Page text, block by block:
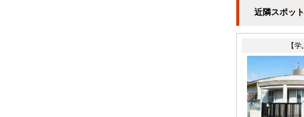
近隣スポッ
【